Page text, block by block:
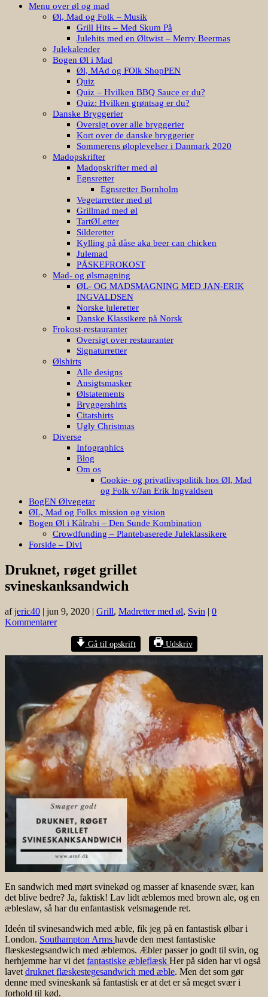
Menu over øl og mad
Øl, Mad og Folk – Musik
Grill Hits – Med Skum På
Julehits med en Øltwist – Merry Beermas
Julekalender
Bogen Øl i Mad
Øl, MAd og FOlk ShopPEN
Quiz
Quiz – Hvilken BBQ Sauce er du?
Quiz: Hvilken grøntsag er du?
Danske Bryggerier
Oversigt over alle bryggerier
Kort over de danske bryggerier
Sommerens øloplevelser i Danmark 2020
Madopskrifter
Madopskrifter med øl
Egnsretter
Egnsretter Bornholm
Vegetarretter med øl
Grillmad med øl
TartØLetter
Silderetter
Kylling på dåse aka beer can chicken
Julemad
PÅSKEFROKOST
Mad- og ølsmagning
ØL- OG MADSMAGNING MED JAN-ERIK
INGVALDSEN
Norske juleretter
Danske Klassikere på Norsk
Frokost-restauranter
Oversigt over restauranter
Signaturretter
Ølshirts
Alle designs
Ansigtsmasker
Ølstatements
Bryggershirts
Citatshirts
Ugly Christmas
Diverse
Infographics
Blog
Om os
Cookie- og privatlivspolitik hos Øl, Mad
og Folk v/Jan Erik Ingvaldsen
BogEN Ølvegetar
ØL, Mad og Folks mission og vision
Bogen Øl i Kålrabi – Den Sunde Kombination
Crowdfunding – Plantebaserede Juleklassikere
Forside – Divi
Druknet, røget grillet
svineskanksandwich
afjeric40 | jun 9, 2020 | Grill, Madretter med øl, Svin | 0
Kommentarer
Gå til opskrift Udskriv
En sandwich med mørt svinekød og masser af knasende svær, kan
det blive bedre? Ja, faktisk! Lav lidt æblemos med brown ale, og en
æbleslaw, så har du enfantastisk velsmagende ret.
Ideén til svinesandwich med æble, fik jeg på en fantastisk ølbar i
London. Southampton Arms havde den mest fantastiske
flæskestegsandwich med æblemos. Æbler passer jo godt til svin, og
herhjemme har vi det fantastiske æbleflæsk Her på siden har vi også
lavet druknet flæskestegesandwich med æble. Men det som gør
denne med svineskank så fantastisk er at det er så meget svær i
forhold til kød.